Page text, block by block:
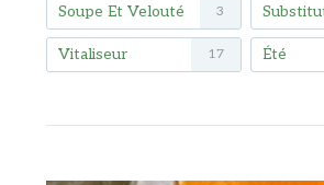
Soupe Et Velouté 3
Vitaliseur 17 Été